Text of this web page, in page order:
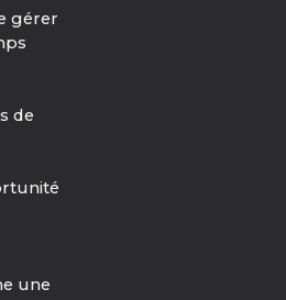
gérer
de
une